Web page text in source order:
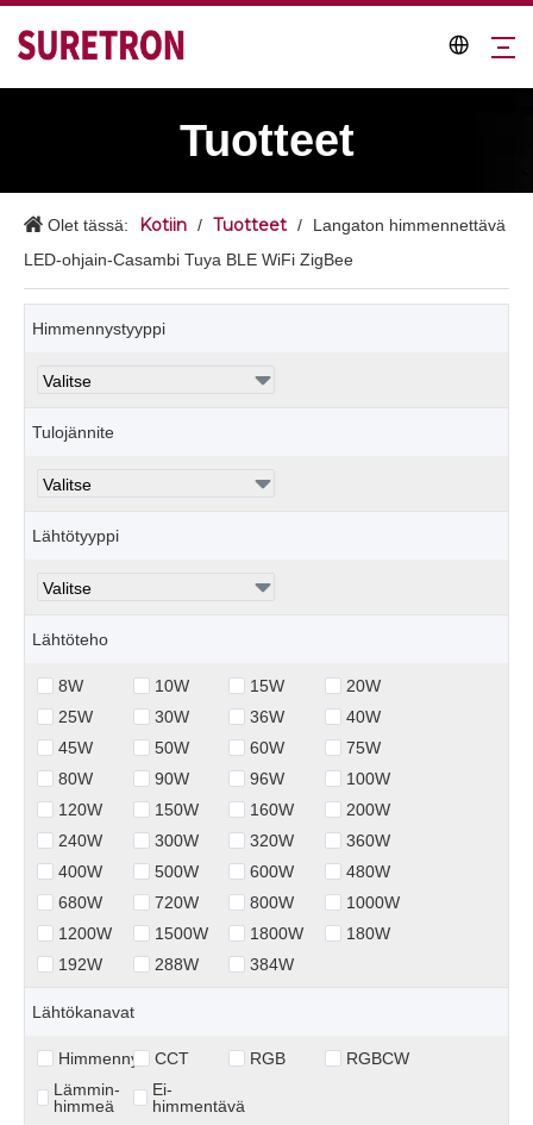
Tuotteet
Olet tässä: Kotiin / Tuotteet /
Langaton himmennettävä
LED-ohjain-Casambi Tuya BLE WiFi ZigBee
Himmennystyyppi
Tulojännite
Lähtötyyppi
Lähtöteho
8W 10W 15W
20W
25W
30W 36W
40W
45W
50W 60W
75W
80W
90W 96W
100W
120W
150W 160W
200W
240W
300W 320W
360W
400W
500W 600W
480W
680W
720W 800W
1000W
1200W
1500W 1800W
180W
192W
288W 384W
Lähtökanavat
Himmennys CCT RGB
RGBCW
Lämmin-
himmeä
Ei-
himmentävä